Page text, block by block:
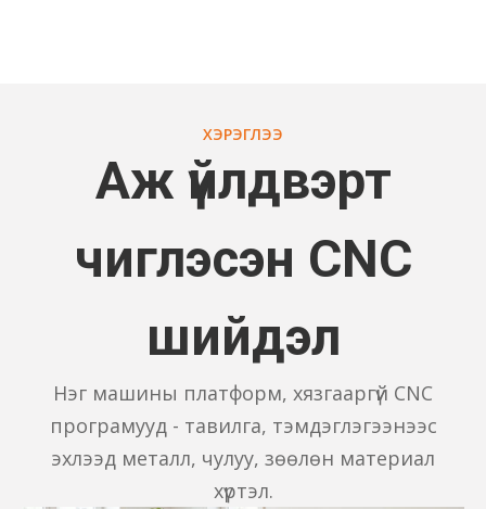
ХЭРЭГЛЭЭ
Аж үйлдвэрт
чиглэсэн CNC
шийдэл
Нэг машины платформ, хязгааргүй CNC
програмууд - тавилга, тэмдэглэгээнээс
эхлээд металл, чулуу, зөөлөн материал
хүртэл.